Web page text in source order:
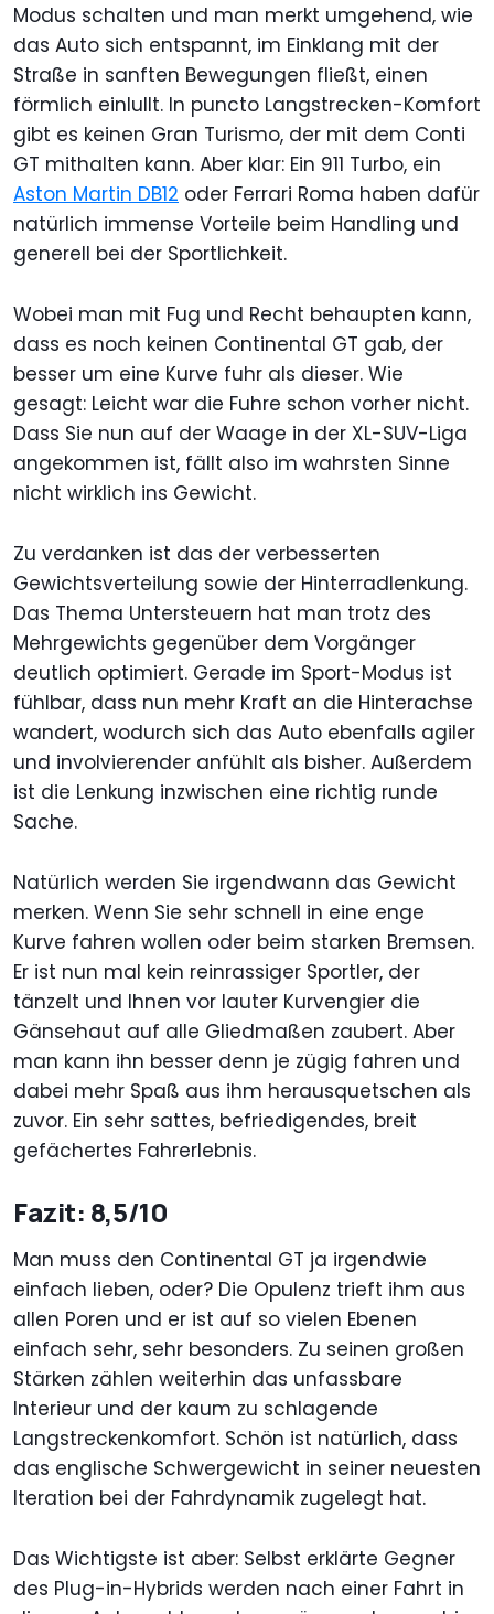
Modus schalten und man merkt umgehend, wie
das Auto sich entspannt, im Einklang mit der
Straße in sanften Bewegungen fließt, einen
förmlich einlullt. In puncto Langstrecken-Komfort
gibt es keinen Gran Turismo, der mit dem Conti
GT mithalten kann. Aber klar: Ein 911 Turbo, ein
Aston Martin DB12 oder Ferrari Roma haben dafür
natürlich immense Vorteile beim Handling und
generell bei der Sportlichkeit.
Wobei man mit Fug und Recht behaupten kann,
dass es noch keinen Continental GT gab, der
besser um eine Kurve fuhr als dieser. Wie
gesagt: Leicht war die Fuhre schon vorher nicht.
Dass Sie nun auf der Waage in der XL-SUV-Liga
angekommen ist, fällt also im wahrsten Sinne
nicht wirklich ins Gewicht.
Zu verdanken ist das der verbesserten
Gewichtsverteilung sowie der Hinterradlenkung.
Das Thema Untersteuern hat man trotz des
Mehrgewichts gegenüber dem Vorgänger
deutlich optimiert. Gerade im Sport-Modus ist
fühlbar, dass nun mehr Kraft an die Hinterachse
wandert, wodurch sich das Auto ebenfalls agiler
und involvierender anfühlt als bisher. Außerdem
ist die Lenkung inzwischen eine richtig runde
Sache.
Natürlich werden Sie irgendwann das Gewicht
merken. Wenn Sie sehr schnell in eine enge
Kurve fahren wollen oder beim starken Bremsen.
Er ist nun mal kein reinrassiger Sportler, der
tänzelt und Ihnen vor lauter Kurvengier die
Gänsehaut auf alle Gliedmaßen zaubert. Aber
man kann ihn besser denn je zügig fahren und
dabei mehr Spaß aus ihm herausquetschen als
zuvor. Ein sehr sattes, befriedigendes, breit
gefächertes Fahrerlebnis.
Fazit: 8,5/10
Man muss den Continental GT ja irgendwie
einfach lieben, oder? Die Opulenz trieft ihm aus
allen Poren und er ist auf so vielen Ebenen
einfach sehr, sehr besonders. Zu seinen großen
Stärken zählen weiterhin das unfassbare
Interieur und der kaum zu schlagende
Langstreckenkomfort. Schön ist natürlich, dass
das englische Schwergewicht in seiner neuesten
Iteration bei der Fahrdynamik zugelegt hat.
Das Wichtigste ist aber: Selbst erklärte Gegner
des Plug-in-Hybrids werden nach einer Fahrt in